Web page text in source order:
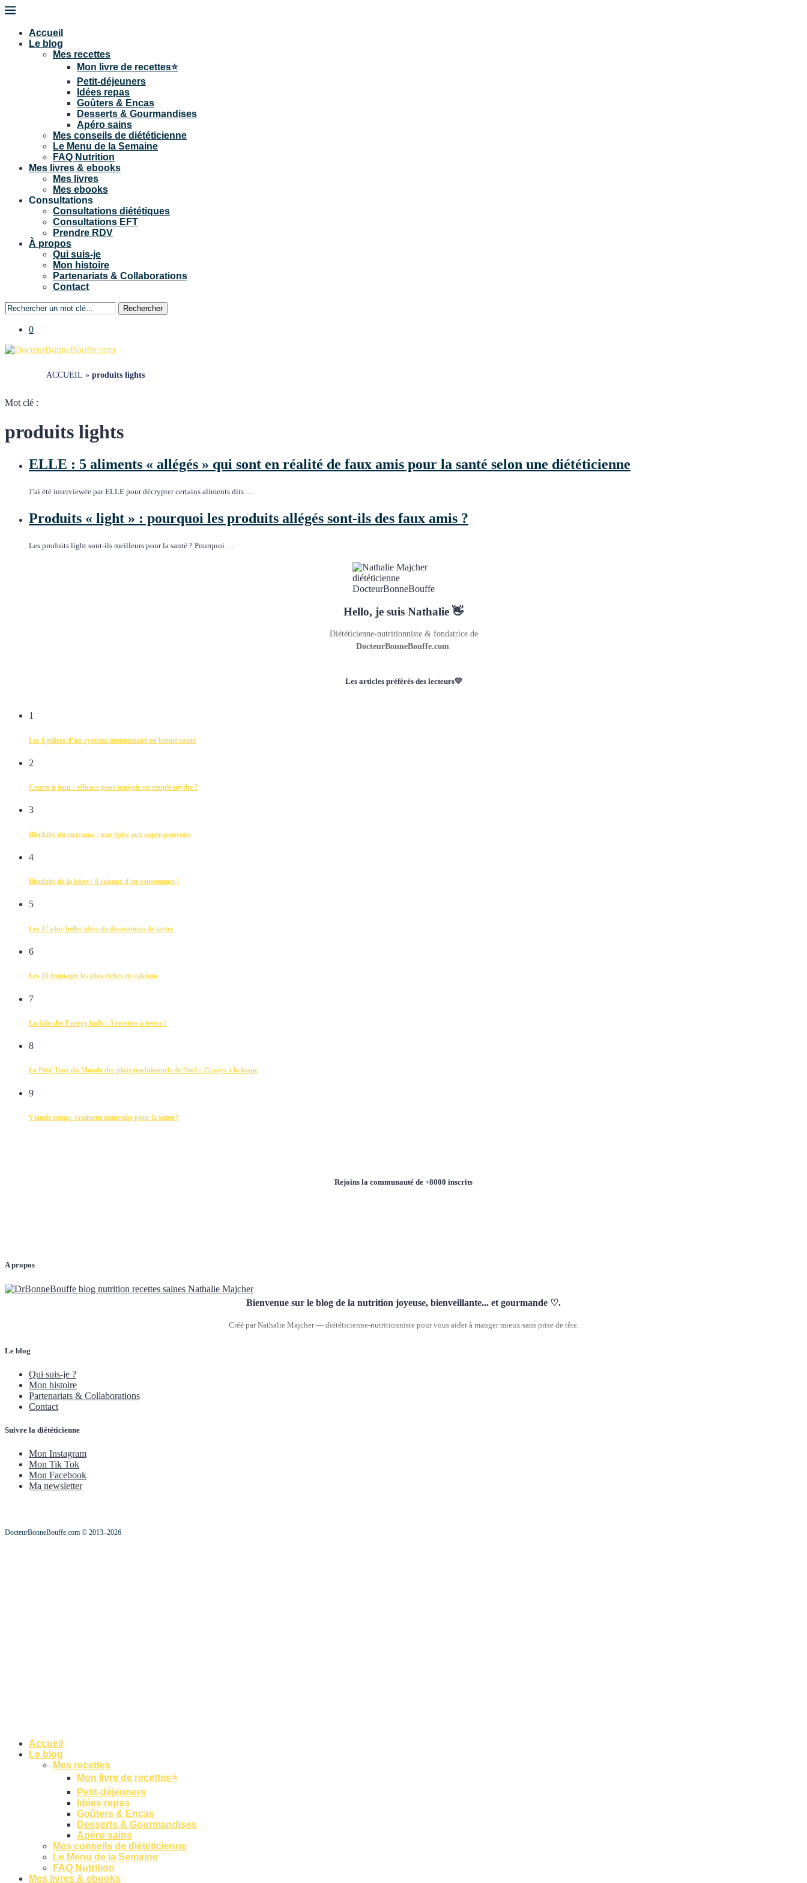
Accueil
Le blog
Mes recettes
Mon livre de recettes⭐
Petit-déjeuners
Idées repas
Goûters & Encas
Desserts & Gourmandises
Apéro sains
Mes conseils de diététicienne
Le Menu de la Semaine
FAQ Nutrition
Mes livres & ebooks
Mes livres
Mes ebooks
Consultations
Consultations diététiques
Consultations EFT
Prendre RDV
À propos
Qui suis-je
Mon histoire
Partenariats & Collaborations
Contact
Rechercher
0
ACCUEIL » produits lights
Mot clé :
produits lights
ELLE : 5 aliments « allégés » qui sont en réalité de faux amis pour la santé selon une diététicienne
J’ai été interviewée par ELLE pour décrypter certains aliments dits …
Produits « light » : pourquoi les produits allégés sont-ils des faux amis ?
Les produits light sont-ils meilleurs pour la santé ? Pourquoi …
Hello, je suis Nathalie 👋
Diététicienne-nutritionniste & fondatrice de
DocteurBonneBouffe.com.
Les articles préférés des lecteurs💛
1
Les 6 piliers d’un système immunitaire en bonne santé
2
Courir à jeun : efficace pour maigrir ou simple mythe ?
3
Bienfaits du curcuma : une épice aux super-pouvoirs
4
Bienfaits de la bière : 8 raisons d’en consommer !
5
Les 17 plus belles idées de décorations de tartes
6
Les 10 fromages les plus riches en calcium
7
La folie des Energy balls : 5 recettes à tester !
8
Le Petit Tour du Monde des plats traditionnels de Noël : 25 pays à la loupe
9
Viande rouge: vraiment mauvaise pour la santé?
Rejoins la communauté de +8000 inscrits
A propos
Bienvenue sur le blog de la nutrition joyeuse, bienveillante... et gourmande ♡.
Créé par Nathalie Majcher — diététicienne-nutritionniste pour vous aider à manger mieux sans prise de tête.
Le blog
Qui suis-je ?
Mon histoire
Partenariats & Collaborations
Contact
Suivre la diététicienne
Mon Instagram
Mon Tik Tok
Mon Facebook
Ma newsletter
DocteurBonneBouffe.com © 2013–2026
Accueil
Le blog
Mes recettes
Mon livre de recettes⭐
Petit-déjeuners
Idées repas
Goûters & Encas
Desserts & Gourmandises
Apéro sains
Mes conseils de diététicienne
Le Menu de la Semaine
FAQ Nutrition
Mes livres & ebooks